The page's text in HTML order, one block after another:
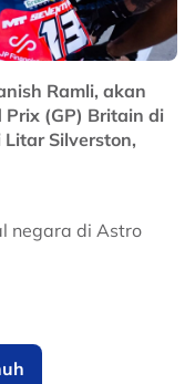
Ramli, akan
(GP) Britain di
Silverston,
negara di Astro
Free Practice